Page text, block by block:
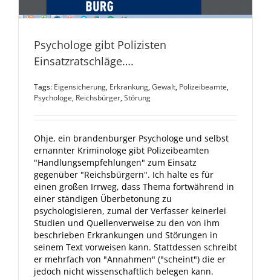
Psychologe gibt Polizisten
Einsatzratschläge….
Tags: Eigensicherung, Erkrankung,Gewalt, Polizeibeamte,
Psychologe, Reichsbürger,Störung
Ohje, ein brandenburger Psychologe und selbst
ernannter Kriminologe gibt Polizeibeamten
"Handlungsempfehlungen" zum Einsatz
gegenüber "Reichsbürgern". Ich halte es für
einen großen Irrweg, dass Thema fortwährend in
einer ständigen Überbetonung zu
psychologisieren, zumal der Verfasser keinerlei
Studien und Quellenverweise zu den von ihm
beschrieben Erkrankungen und Störungen in
seinem Text vorweisen kann. Stattdessen schreibt
er mehrfach von "Annahmen" ("scheint") die er
jedoch nicht wissenschaftlich belegen kann.